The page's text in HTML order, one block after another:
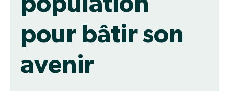
pour bâtir son
avenir